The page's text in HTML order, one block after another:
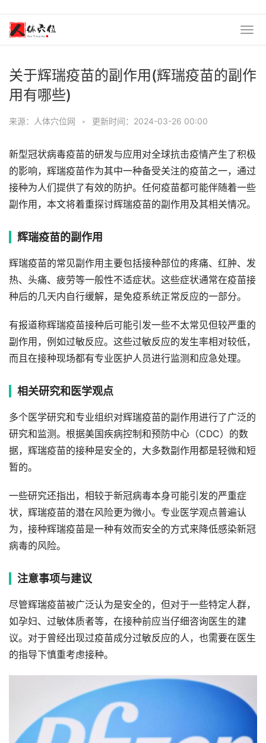
关于辉瑞疫苗的副作用(辉瑞疫苗的副作
用有哪些)
来源：人体穴位网 • 更新时间：2024-03-26 00:00
新型冠状病毒疫苗的研发与应用对全球抗击疫情产生了积极
的影响，辉瑞疫苗作为其中一种备受关注的疫苗之一，通过
接种为人们提供了有效的防护。任何疫苗都可能伴随着一些
副作用，本文将着重探讨辉瑞疫苗的副作用及其相关情况。
辉瑞疫苗的副作用
辉瑞疫苗的常见副作用主要包括接种部位的疼痛、红肿、发
热、头痛、疲劳等一般性不适症状。这些症状通常在疫苗接
种后的几天内自行缓解，是免疫系统正常反应的一部分。
有报道称辉瑞疫苗接种后可能引发一些不太常见但较严重的
副作用，例如过敏反应。这些过敏反应的发生率相对较低，
而且在接种现场都有专业医护人员进行监测和应急处理。
相关研究和医学观点
多个医学研究和专业组织对辉瑞疫苗的副作用进行了广泛的
研究和监测。根据美国疾病控制和预防中心（CDC）的数
据，辉瑞疫苗的接种是安全的，大多数副作用都是轻微和短
暂的。
一些研究还指出，相较于新冠病毒本身可能引发的严重症
状，辉瑞疫苗的潜在风险更为微小。专业医学观点普遍认
为，接种辉瑞疫苗是一种有效而安全的方式来降低感染新冠
病毒的风险。
注意事项与建议
尽管辉瑞疫苗被广泛认为是安全的，但对于一些特定人群，
如孕妇、过敏体质者等，在接种前应当仔细咨询医生的建
议。对于曾经出现过疫苗成分过敏反应的人，也需要在医生
的指导下慎重考虑接种。